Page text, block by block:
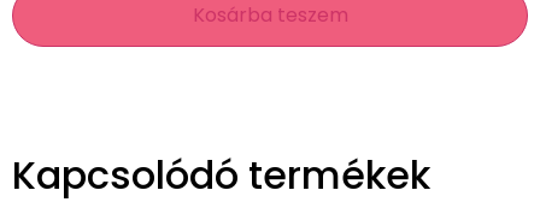
Kosárba teszem
Kapcsolódó termékek